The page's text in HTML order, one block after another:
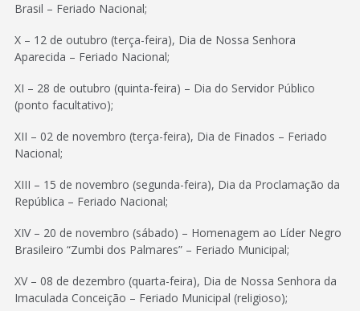
Brasil – Feriado Nacional;
X – 12 de outubro (terça-feira), Dia de Nossa Senhora
Aparecida – Feriado Nacional;
XI – 28 de outubro (quinta-feira) – Dia do Servidor Público
(ponto facultativo);
XII – 02 de novembro (terça-feira), Dia de Finados – Feriado
Nacional;
XIII – 15 de novembro (segunda-feira), Dia da Proclamação da
República – Feriado Nacional;
XIV – 20 de novembro (sábado) – Homenagem ao Líder Negro
Brasileiro “Zumbi dos Palmares” – Feriado Municipal;
XV – 08 de dezembro (quarta-feira), Dia de Nossa Senhora da
Imaculada Conceição – Feriado Municipal (religioso);